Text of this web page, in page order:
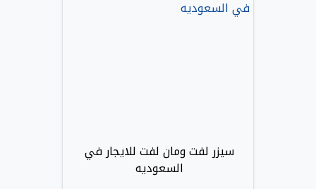
سيزر لفت ومان لفت للايجار في
السعوديه